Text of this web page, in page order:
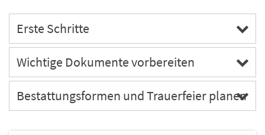
Erste Schritte
Wichtige Dokumente vorbereiten
Bestattungsformen und Trauerfeier planen